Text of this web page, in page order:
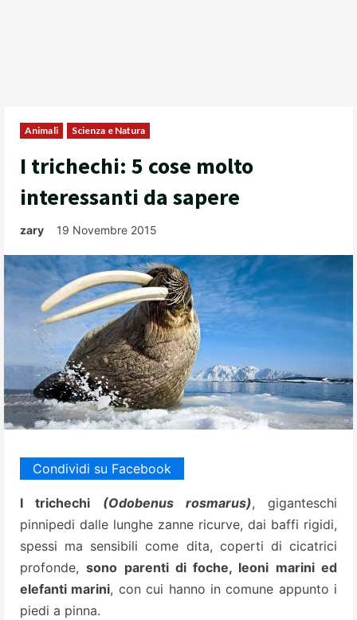
Animali Scienza e Natura
I trichechi: 5 cose molto
interessanti da sapere
zary 19 Novembre 2015
Condividi su Facebook
I trichechi (Odobenus rosmarus), giganteschi
pinnipedi dalle lunghe zanne ricurve, dai baffi rigidi,
spessi ma sensibili come dita, coperti di cicatrici
profonde,sono parenti di foche, leoni marini ed
elefanti marini, con cui hanno in comune appunto i
piedi a pinna.